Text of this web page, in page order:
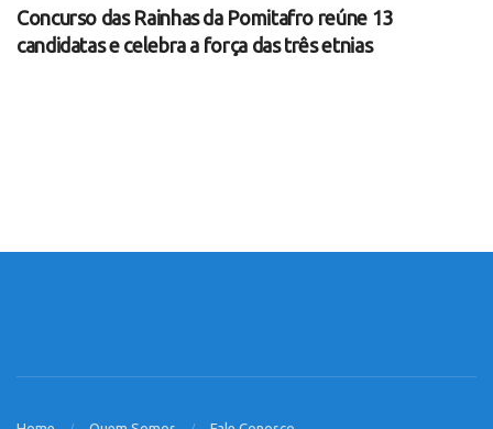
Concurso das Rainhas da Pomitafro reúne 13
candidatas e celebra a força das três etnias